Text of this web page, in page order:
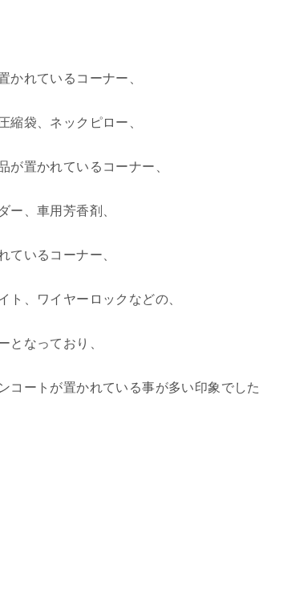
かれているコーナー、
縮袋、ネックピロー、
が置かれているコーナー、
ー、車用芳香剤、
ているコーナー、
ト、ワイヤーロックなどの、
となっており、
コートが置かれている事が多い印象でした